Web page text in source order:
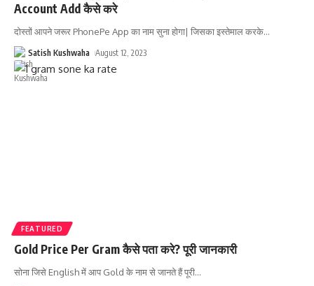
Account Add कैसे करे
दोस्तों आपने जरूर PhonePe App का नाम सुना होगा| जिसका इस्तेमाल करके…
Satish Kushwaha August 12, 2023
FEATURED
Gold Price Per Gram कैसे पता करे? पूरी जानकारी
सोना जिसे English में आप Gold के नाम से जानते हैं पूरी…